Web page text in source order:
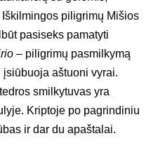
piligrimų Mišios
pasiseks pamatyti
– piligrimų pasmilkymą
aštuoni vyrai.
smilkytuvas yra
Kriptoje po pagrindiniu
ir dar du apaštalai.